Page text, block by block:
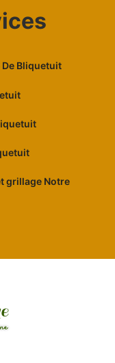
Bliquetuit
grillage Notre